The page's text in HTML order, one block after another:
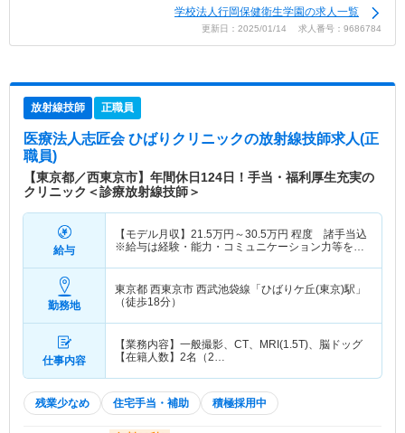
学校法人行岡保健衛生学園の求人一覧
更新日：2025/01/14 求人番号：9686784
放射線技師 正職員
医療法人志匠会 ひばりクリニックの放射線技師求人(正
職員)
【東京都／西東京市】年間休日124日！手当・福利厚生充実の
クリニック＜診療放射線技師＞
給与
【モデル月収】 21.5万円～30.5万円 程度 諸手当込
※給与は経験・能力・コミュニケーション力等を考
手当込※給与は経験・能力・コミュニケーション力
等を考慮し決定
勤務地
東京都 西東京市 西武池袋線「ひばりケ丘(東京)駅」
（徒歩18分）
仕事内容
【業務内容】一般撮影、CT、MRI(1.5T)、脳ドッグ
【在籍人数】2名（2…
残業少なめ 住宅手当・補助 積極採用中